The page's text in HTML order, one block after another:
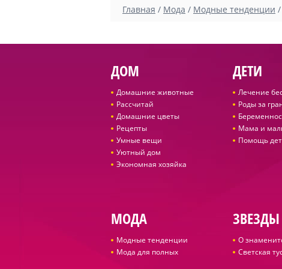
Главная / Мода / Модные тенденции /
ДОМ
Домашние животные
Рассчитай
Домашние цветы
Рецепты
Умные вещи
Уютный дом
Экономная хозяйка
ДЕТИ
Лечение
Роды за
Мама и
Помощь
МОДА
Модные тенденции
Мода для полных
ЗВЕЗДЫ
О
Светская